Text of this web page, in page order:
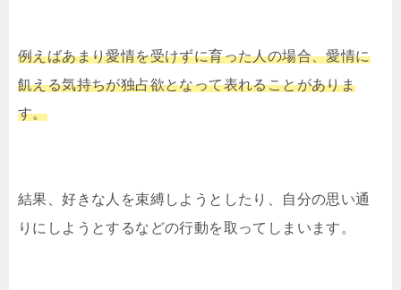
例えばあまり愛情を受けずに育った人の場合、愛情に
飢える気持ちが独占欲となって表れることがありま
す。
結果、好きな人を束縛しようとしたり、自分の思い通
りにしようとするなどの行動を取ってしまいます。